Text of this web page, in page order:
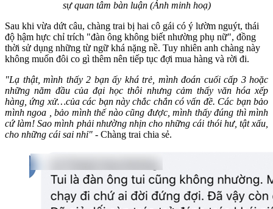
sự quan tâm bàn luận (Ảnh minh hoạ)
Sau khi vừa dứt câu, chàng trai bị hai cô gái có ý lườm nguýt, thái
độ hậm hực chỉ trích "đàn ông không biết nhường phụ nữ", đồng
thời sử dụng những từ ngữ khá nặng nề. Tuy nhiên anh chàng này
không muốn đôi co gì thêm nên tiếp tục đợi mua hàng và rời đi.
"Lạ thật, mình thấy 2 bạn ấy khá trẻ, mình đoán cuối cấp 3 hoặc
những năm đầu của đại học thôi nhưng cảm thấy văn hóa xếp
hàng, ứng xử…của các bạn này chắc chắn có vấn đề. Các bạn bảo
mình ngoa , bảo mình thế nào cũng được, mình thấy đúng thì mình
cứ làm! Sao mình phải nhường nhịn cho những cái thói hư, tật xấu,
cho những cái sai nhỉ" - Chàng trai chia sẻ.